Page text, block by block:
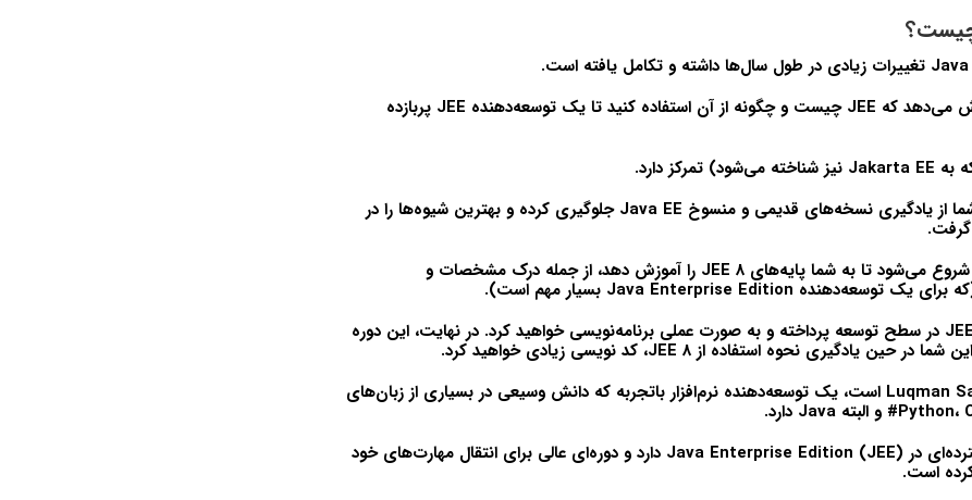
چیست؟
تغییرات زیادی در طول سال‌ها داشته و تکامل یافته است.
می‌دهد که JEE چیست و چگونه از آن استفاده کنید تا یک توسعه‌دهنده JEE پربازده
به Jakarta EE نیز شناخته می‌شود) تمرکز دارد.
شما از یادگیری نسخه‌های قدیمی و منسوخ Java EE جلوگیری کرده و بهترین شیوه‌ها را در
گرفت.
می‌شود تا به شما پایه‌های JEE 8 را آموزش دهد، از جمله درک مشخصات و
برای یک توسعه‌دهنده Java Enterprise Edition بسیار مهم است).
در سطح توسعه پرداخته و به صورت عملی برنامه‌نویسی خواهید کرد. در نهایت، این دوره
شما در حین یادگیری نحوه استفاده از JEE 8، کد نویسی زیادی خواهید کرد.
Luqman است، یک توسعه‌دهنده نرم‌افزار باتجربه که دانش وسیعی در بسیاری از زبان‌های
Python، و البته Java دارد.
در Java Enterprise Edition (JEE) دارد و دوره‌ای عالی برای انتقال مهارت‌های خود
است.